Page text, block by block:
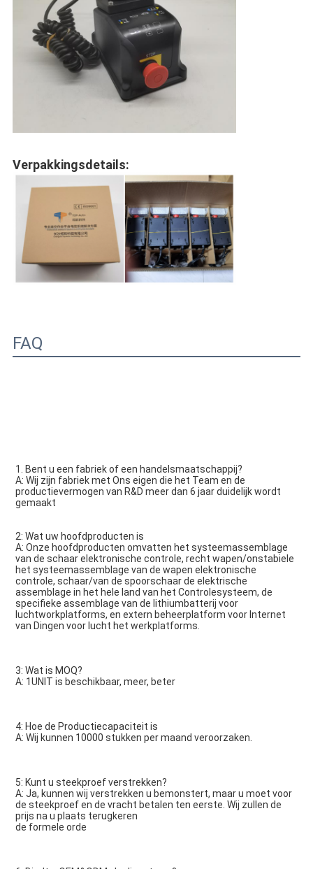
Verpakkingsdetails:
FAQ
1.
Bent u een fabriek of een handelsmaatschappij?
A: Wij zijn fabriek met Ons eigen die het Team en de
productievermogen van R&D meer dan 6 jaar duidelijk wordt
gemaakt
2: Wat uw hoofdproducten is
A: Onze hoofdproducten omvatten het systeemassemblage
van de schaar elektronische controle, recht wapen/onstabiele
het systeemassemblage van de wapen elektronische
controle, schaar/van de spoorschaar de elektrische
assemblage in het hele land van het Controlesysteem, de
specifieke assemblage van de lithiumbatterij voor
luchtworkplatforms, en extern beheerplatform voor Internet
van Dingen voor lucht het werkplatforms.
3: Wat is MOQ?
A: 1UNIT is beschikbaar, meer, beter
4: Hoe de Productiecapaciteit is
A: Wij kunnen 10000 stukken per maand veroorzaken.
5: Kunt u steekproef verstrekken?
A: Ja, kunnen wij verstrekken u bemonstert, maar u moet voor
de steekproef en de vracht betalen ten eerste. Wij zullen de
prijs na u plaats terugkeren
de formele orde